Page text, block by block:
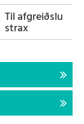
Til afgreiðslu
strax